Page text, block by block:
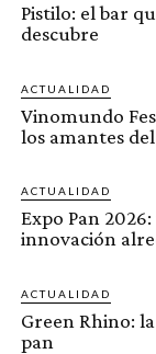
Pistilo: el bar
descubre
ACTUALIDAD
Vinomundo
los amantes
ACTUALIDAD
Expo Pan
innovación
ACTUALIDAD
Green Rhino:
pan